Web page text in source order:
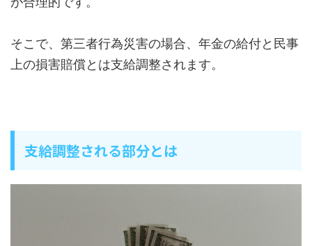
そこで、第三者行為災害の場合、年金の給付と民事
上の損害賠償とは支給調整されます。
支給調整される部分とは